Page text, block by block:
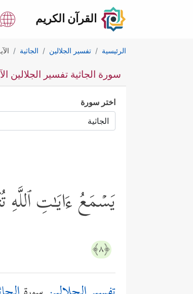
القرآن الكريم
الرئيسية تفسير الجلالين الجاثية
سورة الجاثية تفسير الجلالين
اختر سورة
یَسۡمَعُ ءَایَـٰتِ
﴿٨﴾